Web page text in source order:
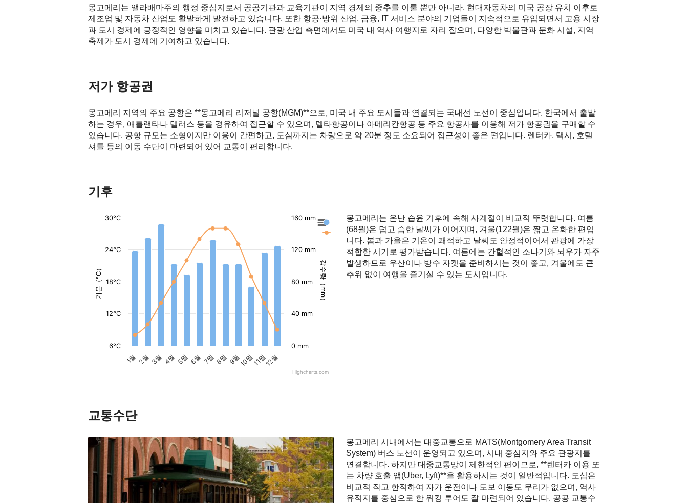
몽고메리는 앨라배마주의 행정 중심지로서 공공기관과 교육기관이 지역 경제의 중추를 이룰 뿐만 아니라, 현대자동차의 미국 공장 유치 이후로
제조업 및 자동차 산업도 활발하게 발전하고 있습니다. 또한 항공·방위 산업, 금융, IT 서비스 분야의 기업들이 지속적으로 유입되면서 고용 시장
과 도시 경제에 긍정적인 영향을 미치고 있습니다. 관광 산업 측면에서도 미국 내 역사 여행지로 자리 잡으며, 다양한 박물관과 문화 시설, 지역
축제가 도시 경제에 기여하고 있습니다.
저가 항공권
몽고메리 지역의 주요 공항은 **몽고메리 리저널 공항(MGM)**으로, 미국 내 주요 도시들과 연결되는 국내선 노선이 중심입니다. 한국에서 출발
하는 경우, 애틀랜타나 댈러스 등을 경유하여 접근할 수 있으며, 델타항공이나 아메리칸항공 등 주요 항공사를 이용해 저가 항공권을 구매할 수
있습니다. 공항 규모는 소형이지만 이용이 간편하고, 도심까지는 차량으로 약 20분 정도 소요되어 접근성이 좋은 편입니다. 렌터카, 택시, 호텔
셔틀 등의 이동 수단이 마련되어 있어 교통이 편리합니다.
기후
기온（°C） 강수량（mm）
몽고메리의 강수량
몽고메리의 기온
1월 2월3월 4월5월 6월 7월 8월 9월10월11월12월
6°C
12°C
18°C
24°C
30°C
0 mm
40 mm
80 mm
120 mm
160 mm
Highcharts.com
몽고메리는 온난 습윤 기후에 속해 사계절이 비교적 뚜렷합니다. 여름
(68월)은 덥고 습한 날씨가 이어지며, 겨울(122월)은 짧고 온화한 편입
니다. 봄과 가을은 기온이 쾌적하고 날씨도 안정적이어서 관광에 가장
적합한 시기로 평가받습니다. 여름에는 간헐적인 소나기와 뇌우가 자주
발생하므로 우산이나 방수 자켓을 준비하시는 것이 좋고, 겨울에도 큰
추위 없이 여행을 즐기실 수 있는 도시입니다.
교통수단
몽고메리 시내에서는 대중교통으로 MATS(Montgomery Area Transit
System) 버스 노선이 운영되고 있으며, 시내 중심지와 주요 관광지를
연결합니다. 하지만 대중교통망이 제한적인 편이므로, **렌터카 이용 또
는 차량 호출 앱(Uber, Lyft)**을 활용하시는 것이 일반적입니다. 도심은
비교적 작고 한적하여 자가 운전이나 도보 이동도 무리가 없으며, 역사
유적지를 중심으로 한 워킹 투어도 잘 마련되어 있습니다. 공공 교통수